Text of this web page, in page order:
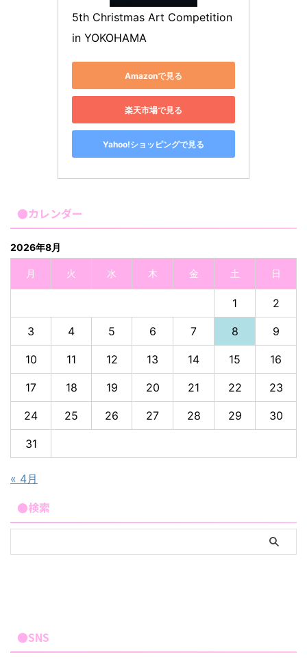
5th Christmas Art Competition
in YOKOHAMA
Amazonで見る
楽天市場で見る
Yahoo!ショッピングで見る
●カレンダー
2026年8月
月 火 水 木 金 土 日
1 2
3 4 5 6 7 8 9
10 11 12 13 14 15 16
17 18 19 20 21 22 23
24 25 26 27 28 29 30
31
« 4月
●検索
●SNS